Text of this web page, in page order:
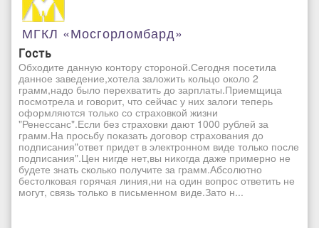
МГКЛ «Мосгорломбард»
Гость
Обходите данную контору стороной.Сегодня посетила
данное заведение,хотела заложить кольцо около 2
грамм,надо было перехватить до зарплаты.Приемщица
посмотрела и говорит, что сейчас у них залоги теперь
оформляются только со страховкой жизни
"Ренессанс".Если без страховки дают 1000 рублей за
грамм.На просьбу показать договор страхования до
подписания"ответ придет в электронном виде только после
подписания".Цен нигде нет,вы никогда даже примерно не
будете знать сколько получите за грамм.Абсолютно
бестолковая горячая линия,ни на один вопрос ответить не
могут, связь только в письменном виде.Зато н...